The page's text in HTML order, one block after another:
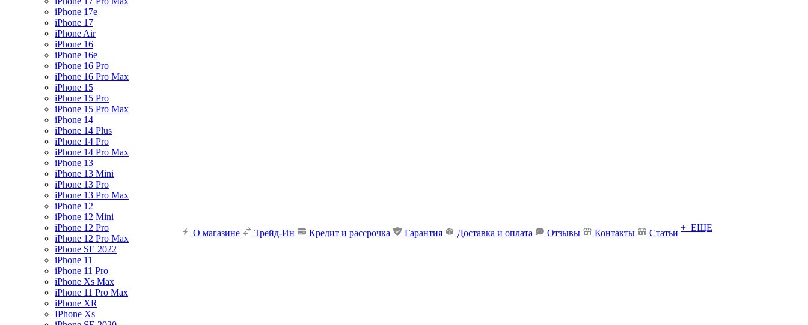
iPhone 17e
iPhone 17
iPhone Air
iPhone 16
iPhone 16e
iPhone 16 Pro
iPhone 16 Pro Max
iPhone 15
iPhone 15 Pro
iPhone 15 Pro Max
iPhone 14
iPhone 14 Plus
iPhone 14 Pro
iPhone 14 Pro Max
iPhone 13
iPhone 13 Mini
iPhone 13 Pro
iPhone 13 Pro Max
iPhone 12
iPhone 12 Mini
iPhone 12 Pro
iPhone 12 Pro Max
iPhone SE 2022
iPhone 11
iPhone 11 Pro
iPhone Xs Max
iPhone 11 Pro Max
iPhone XR
IPhone Xs
О магазине Трейд-Ин Кредит и рассрочка Гарантия Доставка и оплата Отзывы Контакты Статьи
+ ЕЩЕ